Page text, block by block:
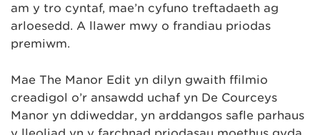
am y tro cyntaf, mae’n cyfuno treftadaeth ag
arloesedd. A llawer mwy o frandiau priodas
premiwm.
Mae The Manor Edit yn dilyn gwaith ffilmio
creadigol o’r ansawdd uchaf yn De Courceys
Manor yn ddiweddar, yn arddangos safle parhaus